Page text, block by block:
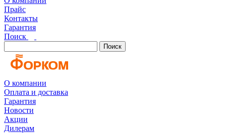
Прайс
Контакты
Гарантия
Поиск
Поиск
О компании
Оплата и доставка
Гарантия
Новости
Акции
Дилерам